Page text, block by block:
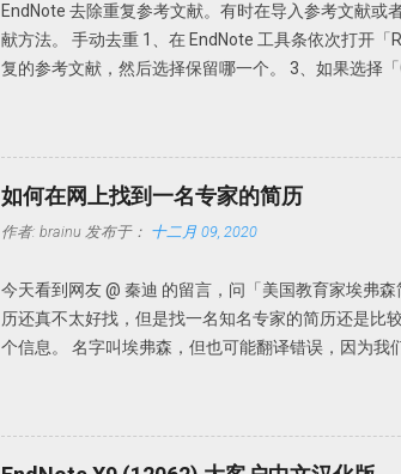
知道。 此处Endnote X7升级更新了可以自动重命名
PDF文档。 具体设置 Edit-Preferences-PDF
Author + Year，今后导入的文献就会均以作者+发表
EndNote 去除重复参考文献。有时在导入参考文献或
献方法。 手动去重 1、在 EndNote 工具条依次打开
复的参考文献，然后选择保留哪一个。 3、如果选择
者，发表年代，以及题目一样即可认为是一样的参
去重 其实我们完全可以把去重完全自动化。 依次
duplicates」打勾，这样， EndNote 在查询文献或者
如何在网上找到一名专家的简历
作者: brainu 发布于： 十二月 09, 2020
今天看到网友 @ 秦迪 的留言，问「美国教育家埃弗
历还真不太好找，但是找一名知名专家的简历还是比
个信息。 名字叫埃弗森，但也可能翻译错误，因为我
道这三点。如果我想找某个人，可能所知道的线索
也不需要bing，因为bing中文就是中文，英文就是英
弗森 课堂管理」搜搜看。出来的结果如下 从这个搜